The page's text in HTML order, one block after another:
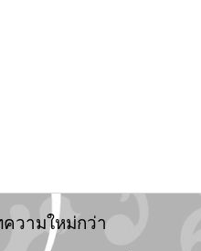
วามใหม่กว่า